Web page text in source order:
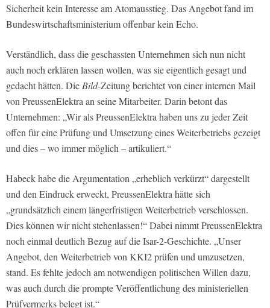
Sicherheit kein Interesse am Atomausstieg. Das Angebot fand im
Bundeswirtschaftsministerium offenbar kein Echo.
Verständlich, dass die geschassten Unternehmen sich nun nicht
auch noch erklären lassen wollen, was sie eigentlich gesagt und
gedacht hätten. DieBild-Zeitung berichtet von einer internen Mail
von PreussenElektra an seine Mitarbeiter. Darin betont das
Unternehmen: „Wir als PreussenElektra haben uns zu jeder Zeit
offen für eine Prüfung und Umsetzung eines Weiterbetriebs gezeigt
und dies – wo immer möglich – artikuliert.“
Habeck habe die Argumentation „erheblich verkürzt“ dargestellt
und den Eindruck erweckt, PreussenElektra hätte sich
„grundsätzlich einem längerfristigen Weiterbetrieb verschlossen.
Dies können wir nicht stehenlassen!“ Dabei nimmt PreussenElektra
noch einmal deutlich Bezug auf die Isar-2-Geschichte. „Unser
Angebot, den Weiterbetrieb von KKI2 prüfen und umzusetzen,
stand. Es fehlte jedoch am notwendigen politischen Willen dazu,
was auch durch die prompte Veröffentlichung des ministeriellen
Prüfvermerks belegt ist.“